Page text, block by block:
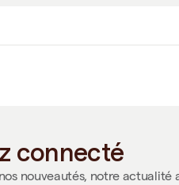
connecté
nouveautés, notre actualité